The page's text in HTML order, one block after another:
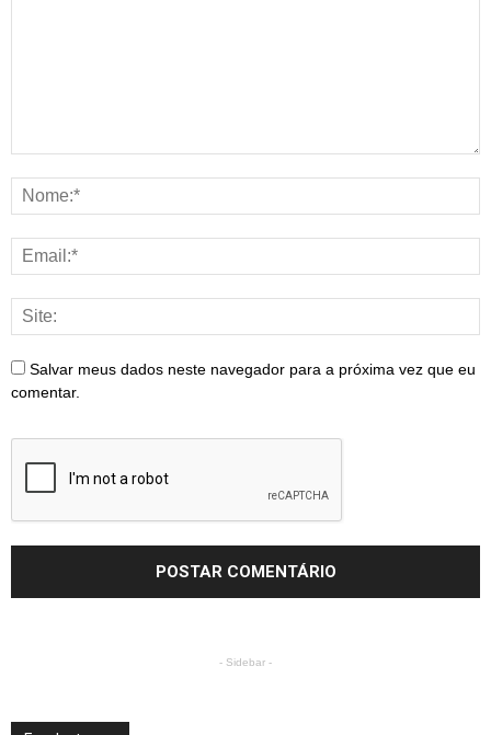
Salvar meus dados neste navegador para a próxima vez que eu
comentar.
- Sidebar -